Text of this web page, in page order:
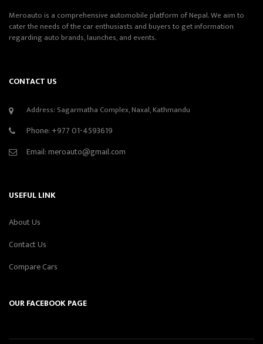
Meroauto is a comprehensive automobile platform of Nepal. We aim to
cater the needs of the car enthusiasts and buyers to get information
regarding auto brands, launches, and events.
CONTACT US
Address: Sagarmatha Complex, Naxal, Kathmandu
Phone: +977 01-4593619
Email:meroauto@gmail.com
USEFUL LINK
About Us
Contact Us
Compare Cars
OUR FACEBOOK PAGE